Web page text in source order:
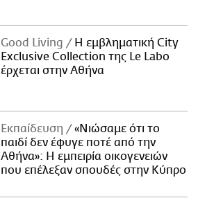
Good Living
Η εμβληματική City
Exclusive Collection της Le Labo
έρχεται στην Αθήνα
Εκπαίδευση
«Νιώσαμε ότι το
παιδί δεν έφυγε ποτέ από την
Αθήνα»: Η εμπειρία οικογενειών
που επέλεξαν σπουδές στην Κύπρο